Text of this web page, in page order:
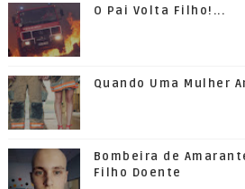
O Pai Volta Filho!...
Quando Uma Mulher
Bombeira de
Filho Doente